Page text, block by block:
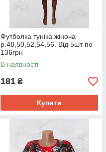
Футболка туніка жіноча
р.48,50,52,54,56. Від 5шт по
136грн
В наявності
181 ₴
Купити